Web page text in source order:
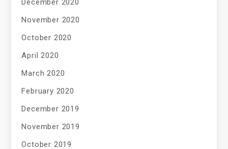
November 2020
October 2020
April 2020
March 2020
February 2020
December 2019
November 2019
October 2019